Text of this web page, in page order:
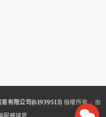
易有限公司(61939513) 版權所有 - 由